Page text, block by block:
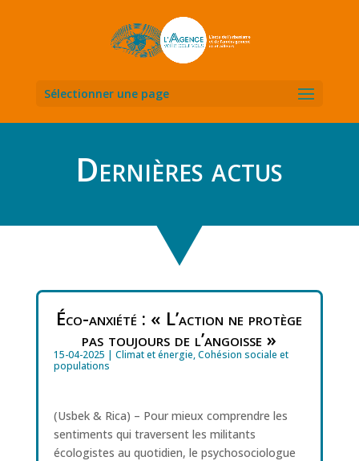
Sélectionner une page
Dernières actus
Éco-anxiété : « L’action ne protège
pas toujours de l’angoisse »
15-04-2025 | Climat et énergie,Cohésion sociale et
populations
(Usbek & Rica) – Pour mieux comprendre les
sentiments qui traversent les militants
écologistes au quotidien, le psychosociologue